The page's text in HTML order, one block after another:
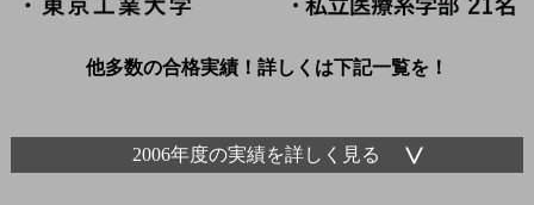
他多数の合格実績！詳しくは下記一覧を！
2006年度の実績を詳しく見る